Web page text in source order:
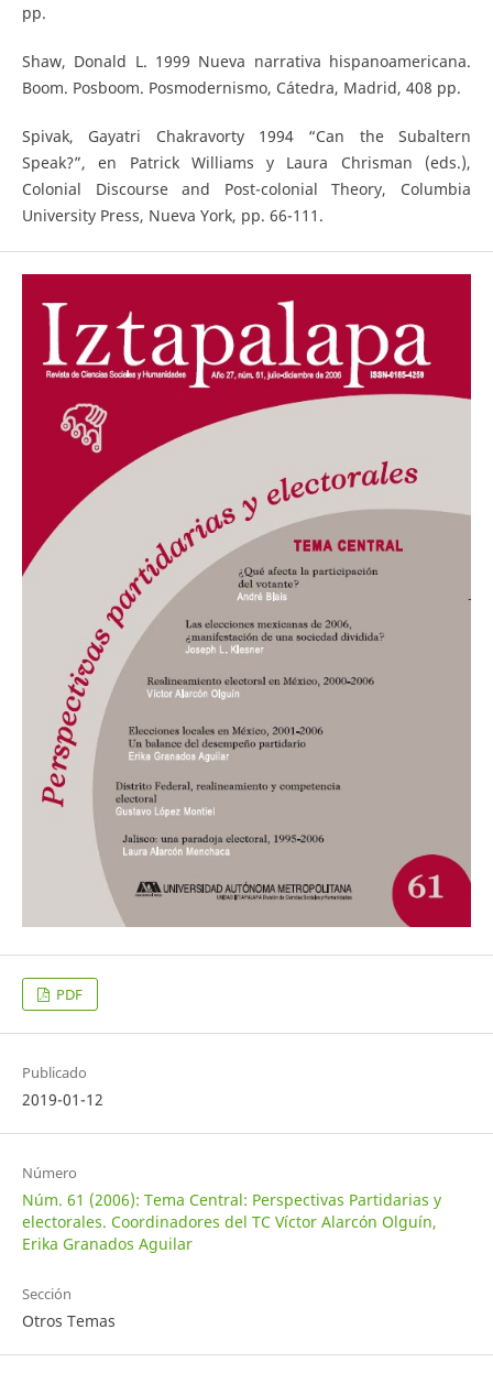
pp.
Shaw, Donald L. 1999 Nueva narrativa hispanoamericana.
Boom. Posboom. Posmodernismo, Cátedra, Madrid, 408 pp.
Spivak, Gayatri Chakravorty 1994 “Can the Subaltern
Speak?”, en Patrick Williams y Laura Chrisman (eds.),
Colonial Discourse and Post-colonial Theory, Columbia
University Press, Nueva York, pp. 66-111.
PDF
Publicado
2019-01-12
Número
Núm. 61 (2006): Tema Central: Perspectivas Partidarias y
electorales. Coordinadores del TC Víctor Alarcón Olguín,
Erika Granados Aguilar
Sección
Otros Temas